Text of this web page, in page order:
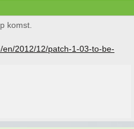
komst.
2012/12/patch-1-03-to-be-